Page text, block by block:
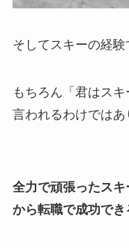
そしてスキーの経験
もちろん「君はス
言われるわけでは
全力で頑張ったス
から転職で成功でき